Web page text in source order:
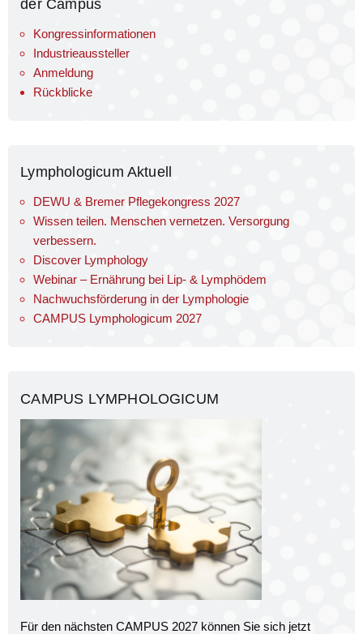
der Campus
Kongressinformationen
Industrieaussteller
Anmeldung
Rückblicke
Lymphologicum Aktuell
DEWU & Bremer Pflegekongress 2027
Wissen teilen. Menschen vernetzen. Versorgung
verbessern.
Discover Lymphology
Webinar – Ernährung bei Lip- & Lymphödem
Nachwuchsförderung in der Lymphologie
CAMPUS Lymphologicum 2027
CAMPUS LYMPHOLOGICUM
Für den nächsten CAMPUS 2027 können Sie sich jetzt